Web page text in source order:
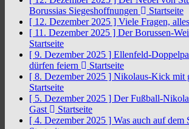
Borussias Siegeshoffnungen
Startseite
[ 12. Dezember 2025 ] Viele Fragen,
[ 11. Dezember 2025 ] Der Borussen-
Startseite
[ 9. Dezember 2025 ] Ellenfeld-
dürfen feiern
Startseite
[ 8. Dezember 2025 ] Nikolaus-Kick mit
Startseite
[ 5. Dezember 2025 ] Der Fußball-
Gast
Startseite
[ 4. Dezember 2025 ] Was auch auf dem